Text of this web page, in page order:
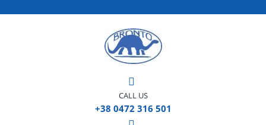
CALL US
+38 0472 316 501